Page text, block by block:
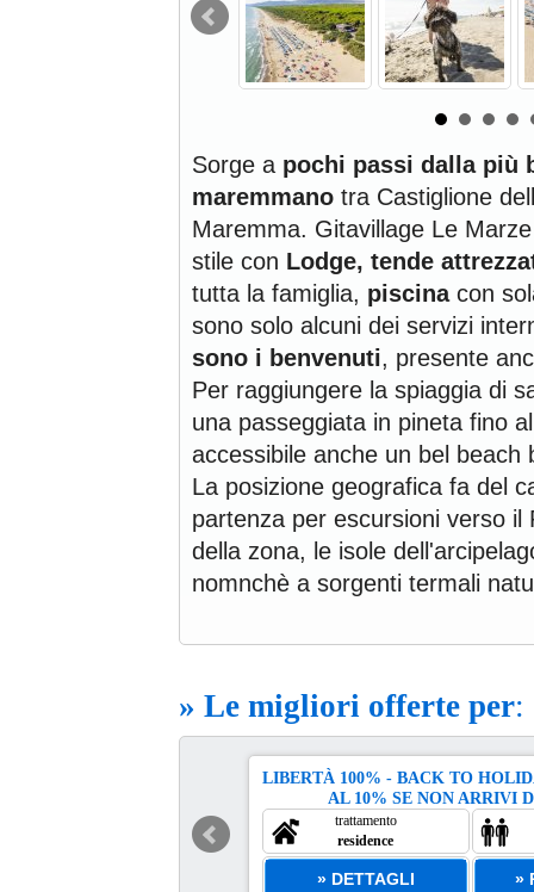
Sorge a pochi passi dalla più
maremmano tra Castiglione
Maremma. Gitavillage Le
stile con Lodge, tende
tutta la famiglia, piscinacon
sono solo alcuni dei servizi
sono i benvenuti, presente
Per raggiungere la spiaggia di
una passeggiata in pineta fino
accessibile anche un bel
La posizione geografica fa del
partenza per escursioni verso
della zona, le isole
nomnchè a sorgenti termali
» Le migliori offerte per:
LIBERTÀ 100% - BACK TO
AL 10% SE NON ARRIVI
trattamento
residence
» DETTAGLI »